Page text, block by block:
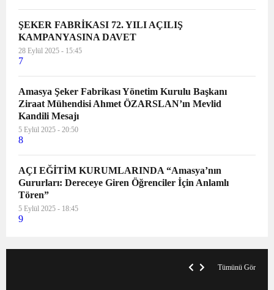
ŞEKER FABRİKASI 72. YILI AÇILIŞ
KAMPANYASINA DAVET
28 Eylül 2025 - 15:45
7
Amasya Şeker Fabrikası Yönetim Kurulu Başkanı
Ziraat Mühendisi Ahmet ÖZARSLAN’ın Mevlid
Kandili Mesajı
5 Eylül 2025 - 20:50
8
AÇI EĞİTİM KURUMLARINDA “Amasya’nın
Gururları: Dereceye Giren Öğrenciler İçin Anlamlı
Tören”
5 Eylül 2025 - 18:45
9
Tümünü Gör